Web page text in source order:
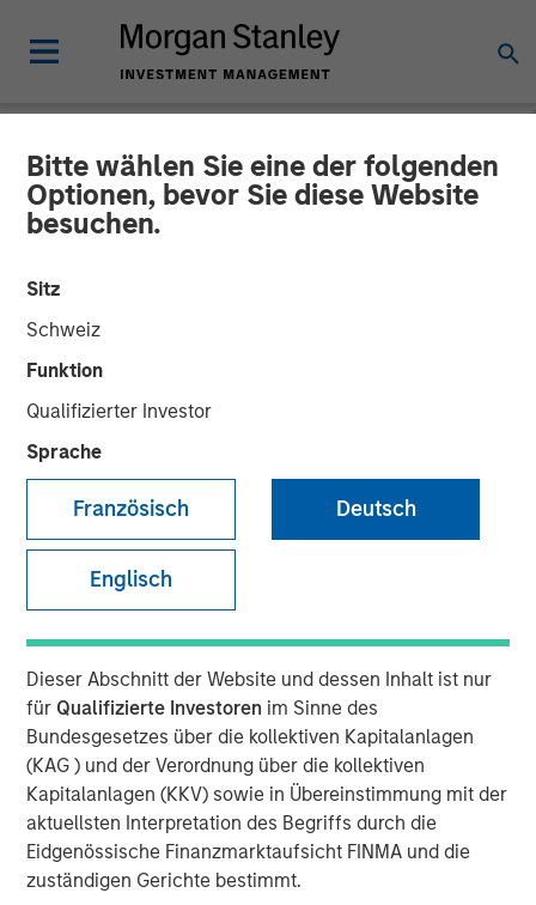
Bitte wählen Sie eine der folgenden
Optionen, bevor Sie diese Website
besuchen.
Sitz
Schweiz
Funktion
Qualifizierter Investor
Sprache
Französisch Deutsch
Englisch
Dieser Abschnitt der Website und dessen Inhalt ist nur
für Qualifizierte Investoren im Sinne des
Bundesgesetzes über die kollektiven Kapitalanlagen
(KAG ) und der Verordnung über die kollektiven
Kapitalanlagen (KKV) sowie in Übereinstimmung mit der
aktuellsten Interpretation des Begriffs durch die
Eidgenössische Finanzmarktaufsicht FINMA und die
zuständigen Gerichte bestimmt.
NEWSROOM
Thailand’s SAFE Fertility
Center Receives an
Investment from a Morgan
Stanley Managed Fund
30 JULI 2019
BANGKOK — July 30, 2019 4:15 ICT
today announced that North Haven Thai Private Equity
L.P., a fund managed by Morgan Stanley (the "Thai Fund"),
has invested an undisclosed amount in the Company for
a minority stake.
Founded in 2007 by Dr. Wiwat Quangkananurug and his
wife, Mrs. Parinyarat Quangkananurug, SAFE is Thailand's
2nd largest fertility clinic in Thailand offering Assisted